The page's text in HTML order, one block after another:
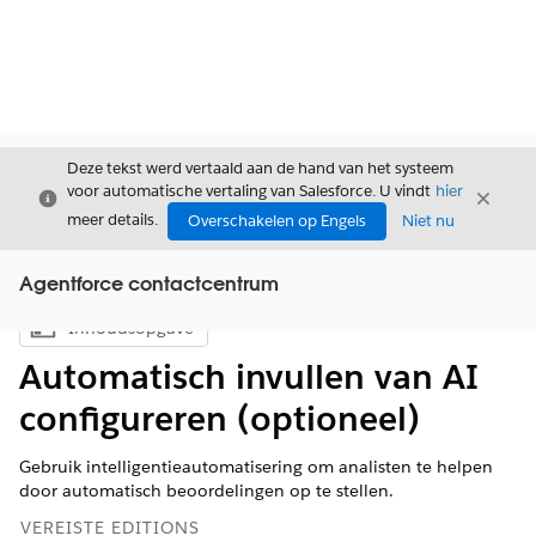
Sluiten
Deze tekst werd vertaald aan de hand van het systeem
voor automatische vertaling van Salesforce. U vindt hier
meer details.
Overschakelen op Engels Niet nu
Sluiten
Agentforce contactcentrum
Inhoudsopgave weergeven
Inhoudsopgave
Automatisch invullen van AI
configureren (optioneel)
Gebruik intelligentieautomatisering om analisten te helpen
door automatisch beoordelingen op te stellen.
VEREISTE EDITIONS